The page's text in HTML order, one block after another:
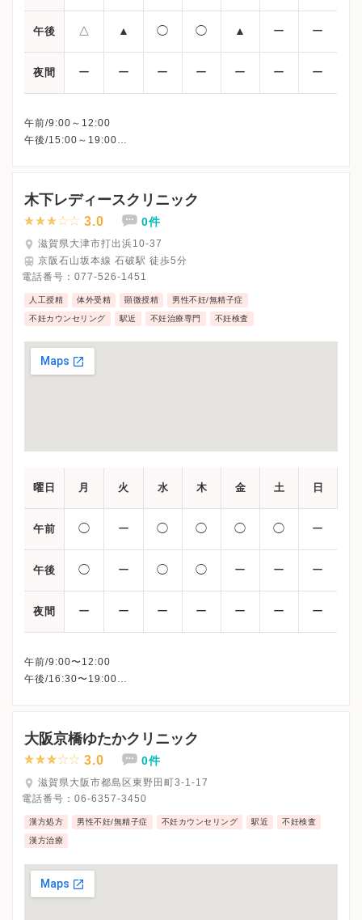
午後 △ ▲ ◯ ◯ ▲ ー ー
夜間 ー ー ー ー ー ー ー
午前/9:00～12:00
午後/15:00～19:00
い。
※土曜日午後・日曜日・祝日、休診
※詳細はクリニックHPを確認、または直接お問い合わせくださ
木下レディースクリニック
3.0 0件
滋賀県大津市打出浜10-37
京阪石山坂本線 石破駅 徒歩5分
電話番号： 077-526-1451
人工授精 体外受精 顕微授精 男性不妊/無精子症
不妊カウンセリング 駅近 不妊治療専門 不妊検査
曜日 月 火 水 木 金 土 日
午前 ◯ ー ◯ ◯ ◯ ◯ ー
午後 ◯ ー ◯ ◯ ー ー ー
夜間 ー ー ー ー ー ー ー
午前/9:00〜12:00
午後/16:30〜19:00
大阪京橋ゆたかクリニック
3.0 0件
滋賀県大阪市都島区東野田町3-1-17
電話番号： 06-6357-3450
漢方処方 男性不妊/無精子症 不妊カウンセリング 駅近 不妊検査
漢方治療